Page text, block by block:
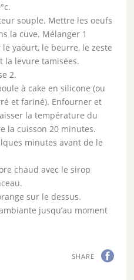
souple. Mettre les oeufs
la cuve. Mélanger 1
yaourt, le beurre, le zeste
la levure tamisées.
2.
à cake en silicone (ou
et fariné). Enfourner et
la température du
la cuisson 20 minutes.
minutes avant de le
chaud avec le sirop
sur le dessus.
jusqu’au moment
SHARE